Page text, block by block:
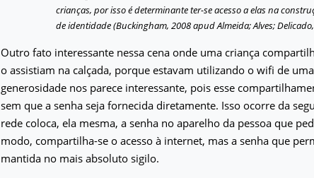
crianças, por isso é determinante ter-se acesso a elas na
de identidade (Buckingham, 2008 apud Almeida; Alves;
Outro fato interessante nessa cena onde uma criança
o assistiam na calçada, porque estavam utilizando o wifi de
generosidade nos parece interessante, pois esse
sem que a senha seja fornecida diretamente. Isso ocorre da
rede coloca, ela mesma, a senha no aparelho da pessoa que
modo, compartilha-se o acesso à internet, mas a senha que
mantida no mais absoluto sigilo.